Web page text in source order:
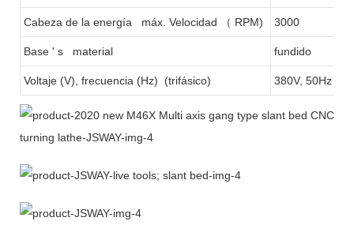
Cabeza de la energía máx. Velocidad （ RPM) 3000
Base ' s material fundido
Voltaje (V), frecuencia (Hz) (trifásico) 380V, 50Hz